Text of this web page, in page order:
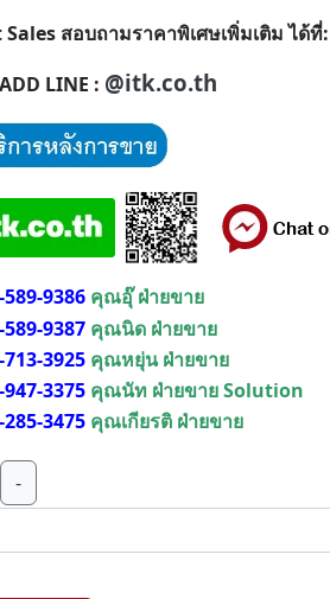
สอบถามราคาพิเศษเพิ่มเติม ได้ที่:
LINE : @itk.co.th
9386 คุณอุ๊ ฝ่ายขาย
9387 คุณนิด ฝ่ายขาย
3925 คุณหยุ่น ฝ่ายขาย
3375 คุณนัท ฝ่ายขาย Solution
3475 คุณเกียรติ ฝ่ายขาย
-